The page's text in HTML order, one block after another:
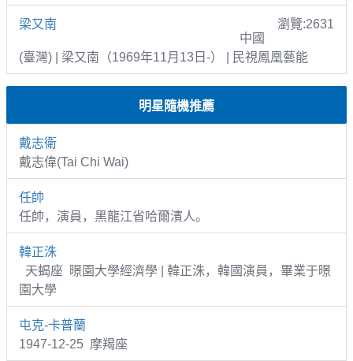
梁又南
瀏覽:2631
中國
(臺灣) | 梁又南（1969年11月13日-） | 民視鳳凰藝能
明星隨機推薦
戴志衛
戴志偉(Tai Chi Wai)
任帥
任帥，演員，黑龍江省哈爾濱人。
韓正洙
天蝎座 暻園大學經濟學 | 韓正洙，韓國演員，畢業于暻
園大學
屯克-卡普蘭
1947-12-25 摩羯座